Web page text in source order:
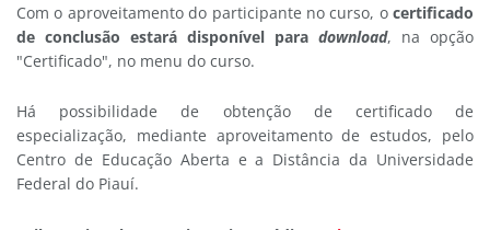
Com o aproveitamento do participante no curso, o certificado
de conclusão estará disponível para download, na opção
"Certificado", no menu do curso.
Há possibilidade de obtenção de certificado de
especialização, mediante aproveitamento de estudos, pelo
Centro de Educação Aberta e a Distância da Universidade
Federal do Piauí.